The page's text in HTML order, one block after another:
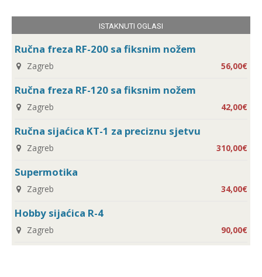
ISTAKNUTI OGLASI
Ručna freza RF-200 sa fiksnim nožem
Zagreb 56,00€
Ručna freza RF-120 sa fiksnim nožem
Zagreb 42,00€
Ručna sijaćica KT-1 za preciznu sjetvu
Zagreb 310,00€
Supermotika
Zagreb 34,00€
Hobby sijaćica R-4
Zagreb 90,00€